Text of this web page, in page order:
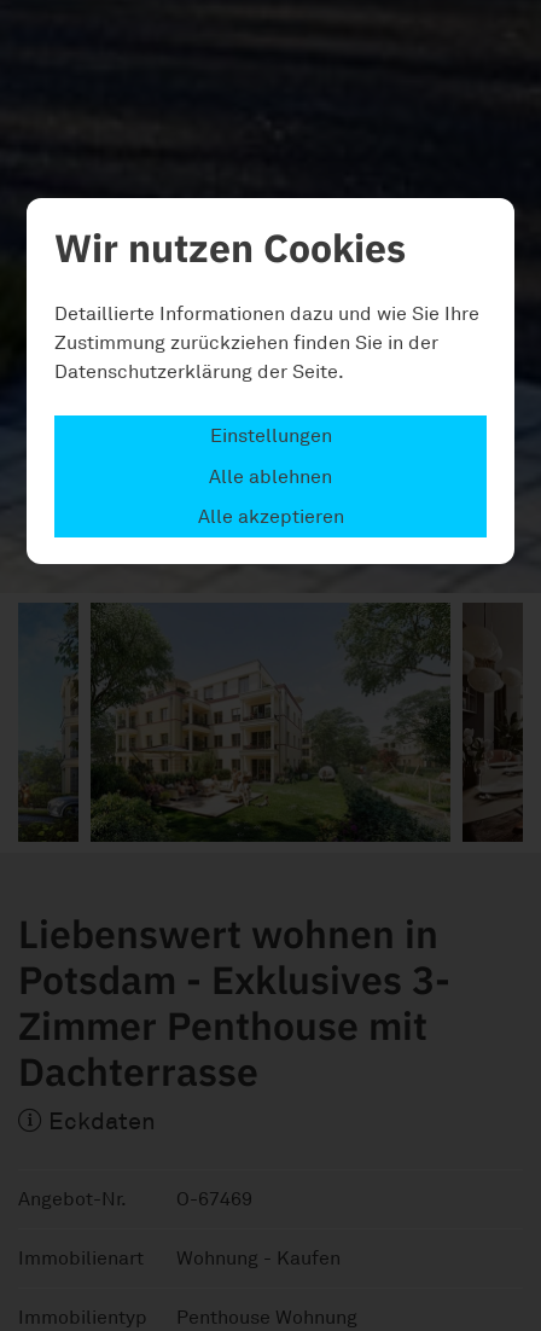
Liebenswert wohnen in
Potsdam - Exklusives 3-
Zimmer Penthouse mit
Dachterrasse
Eckdaten
Angebot-Nr. O-67469
Immobilienart Wohnung - Kaufen
Immobilientyp Penthouse Wohnung
Wir nutzen Cookies
Detaillierte Informationen dazu und wie Sie Ihre
Zustimmung zurückziehen finden Sie in der
Datenschutzerklärung der Seite.
Einstellungen
Alle ablehnen
Alle akzeptieren